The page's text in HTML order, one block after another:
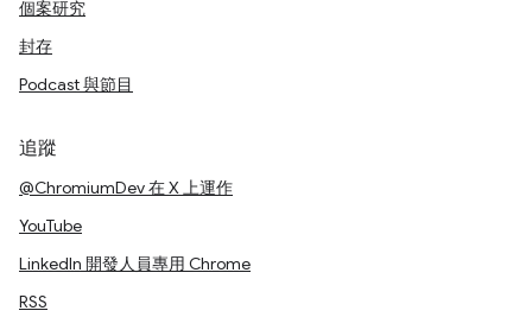
個案研究
封存
Podcast 與節目
追蹤
@ChromiumDev 在 X 上運作
YouTube
LinkedIn 開發人員專用 Chrome
RSS